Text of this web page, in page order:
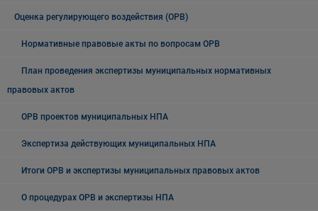
Оценка регулирующего воздействия (ОРВ)
Нормативные правовые акты по вопросам ОРВ
План проведения экспертизы муниципальных нормативных
правовых актов
ОРВ проектов муниципальных НПА
Экспертиза действующих муниципальных НПА
Итоги ОРВ и экспертизы муниципальных правовых актов
О процедурах ОРВ и экспертизы НПА